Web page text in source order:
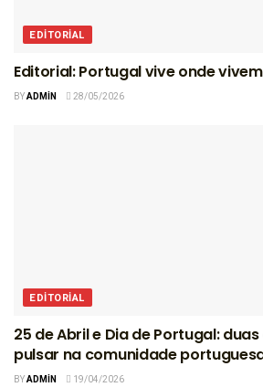
EDITORIAL
Editorial: Portugal vive onde
BYADMIN 28/05/2026
EDITORIAL
25 de Abril e Dia de Portugal:
pulsar na comunidade
BYADMIN 19/04/2026